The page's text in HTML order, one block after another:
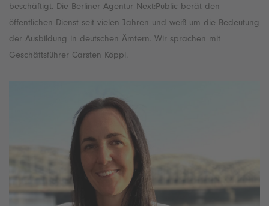
beschäftigt. Die Berliner Agentur Next:Public berät den
öffentlichen Dienst seit vielen Jahren und weiß um die Bedeutung
der Ausbildung in deutschen Ämtern. Wir sprachen mit
Geschäftsführer Carsten Köppl.